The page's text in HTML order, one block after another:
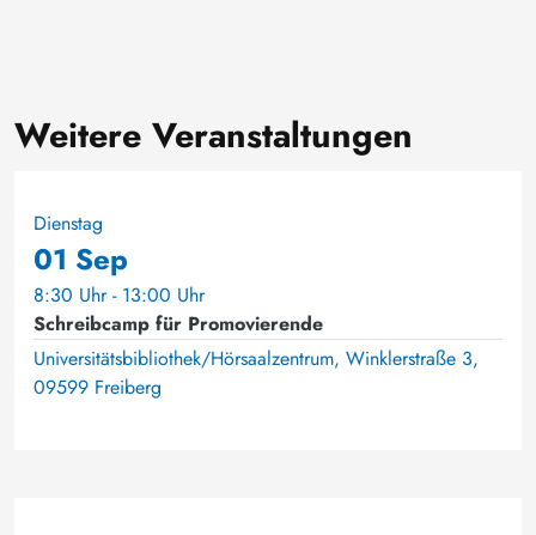
Weitere Veranstaltungen
Dienstag
01 Sep
8:30 Uhr - 13:00 Uhr
Schreibcamp für Promovierende
Universitätsbibliothek/Hörsaalzentrum, Winklerstraße 3,
09599 Freiberg